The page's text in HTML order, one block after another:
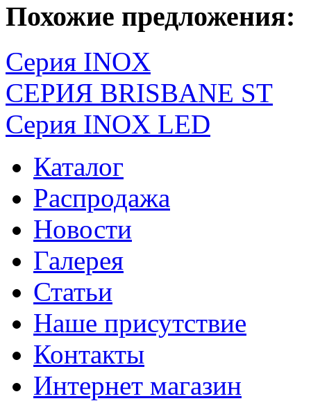
Похожие предложения:
Серия INOX
СЕРИЯ BRISBANE ST
Серия INOX LED
Каталог
Распродажа
Новости
Галерея
Статьи
Наше присутствие
Контакты
Интернет магазин